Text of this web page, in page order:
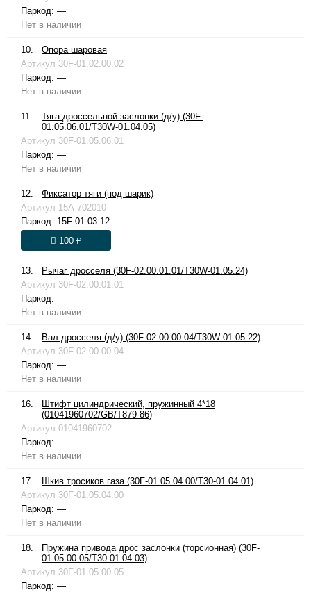
Паркод: —
Нет в наличии
10.
Опора шаровая
Артикул 30F-01.02.00.02
Паркод: —
Нет в наличии
11.
Тяга дроссельной заслонки (д/у) (30F-
01.05.06.01/T30W-01.04.05)
Артикул 30F-01.05.06.01
Паркод: —
Нет в наличии
12.
Фиксатор тяги (под шарик)
Артикул 15A-702010
Паркод: 15F-01.03.12
100 ₽
13.
Рычаг дросселя (30F-02.00.01.01/T30W-01.05.24)
Артикул 30F-02.00.01.01
Паркод: —
Нет в наличии
14.
Вал дросселя (д/у) (30F-02.00.00.04/T30W-01.05.22)
Артикул 30F-02.00.00.04
Паркод: —
Нет в наличии
16.
Штифт цилиндрический, пружинный 4*18
(01041960702/GB/T879-86)
Артикул 01041960702
Паркод: —
Нет в наличии
17.
Шкив тросиков газа (30F-01.05.04.00/T30-01.04.01)
Артикул 30F-01.05.04.00
Паркод: —
Нет в наличии
18.
Пружина привода дрос заслонки (торсионная) (30F-
01.05.00.05/T30-01.04.03)
Артикул 30F-01.05.00.05
Паркод: —